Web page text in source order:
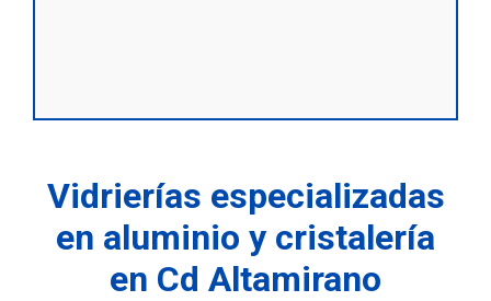
Vidrierías especializadas
en aluminio y cristalería
en Cd Altamirano